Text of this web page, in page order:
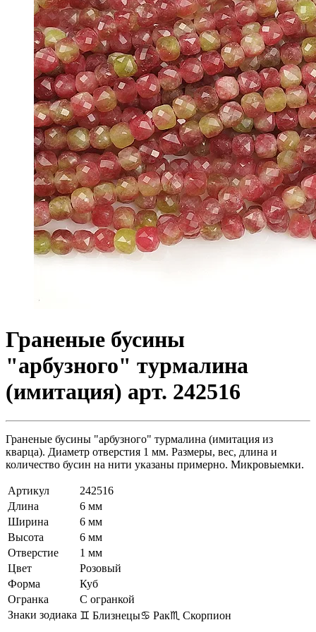
Граненые бусины
"арбузного" турмалина
(имитация) арт. 242516
Граненые бусины "арбузного" турмалина (имитация из
кварца). Диаметр отверстия 1 мм. Размеры, вес, длина и
количество бусин на нити указаны примерно. Микровыемки.
Артикул
242516
Длина
6 мм
Ширина
6 мм
Высота
6 мм
Отверстие
1 мм
Цвет
Розовый
Форма
Куб
Огранка
С огранкой
Знаки зодиака ♊ Близнецы♋ Рак♏ Скорпион